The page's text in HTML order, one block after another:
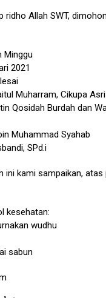
ridho Allah SWT,
Minggu
2021
Muharram, Cikupa Asri
Qosidah Burdah dan
Muhammad Syahab
SPd.i
ini kami sampaikan,
kesehatan:
wudhu
sabun